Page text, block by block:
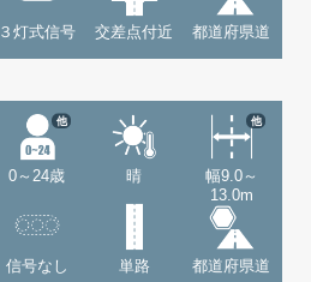
３灯式信号 交差点付近 都道府県道
0～24歳
他
晴
幅9.0～
13.0m
他
信号なし 単路 都道府県道